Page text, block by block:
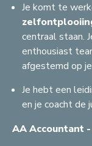
Je komt te
centraal staan.
enthousiast
afgestemd op
Je hebt een
en je coacht de
AA Accountant